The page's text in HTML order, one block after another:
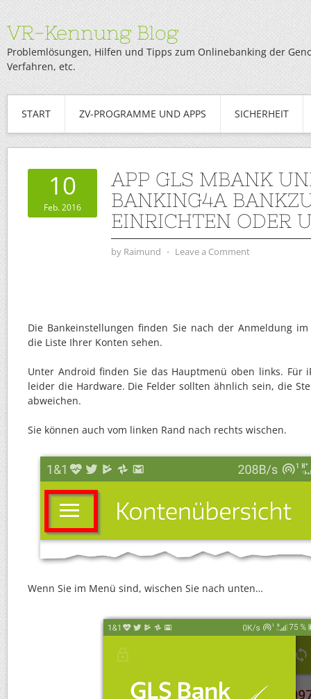
VR-Kennung Blog
Problemlösungen, Hilfen und Tipps zum Onlinebanking der
Verfahren, etc.
START ZV-PROGRAMME UND APPS SICHERHEIT
10
Feb. 2016
APP GLS MBANK
BANKING4A
EINRICHTEN ODER
by Raimund ⋅ Leave a Comment
Die Bankeinstellungen finden Sie nach der Anmeldung
die Liste Ihrer Konten sehen.
Unter Android finden Sie das Hauptmenü oben links. Für
leider die Hardware. Die Felder sollten ähnlich sein, die
abweichen.
Sie können auch vom linken Rand nach rechts wischen.
Wenn Sie im Menü sind, wischen Sie nach unten…